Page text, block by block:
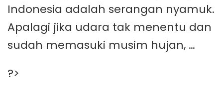
Indonesia adalah serangan nyamuk.
Apalagi jika udara tak menentu dan
sudah memasuki musim hujan, …
?>